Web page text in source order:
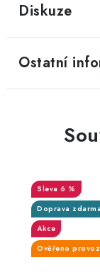
Diskuze
Ostatní
6 %
Doprava zdarma
Akce
Ověřeno